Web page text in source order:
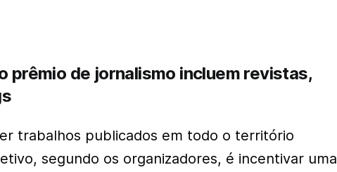
prêmio de jornalismo incluem revistas,
trabalhos publicados em todo o território
segundo os organizadores, é incentivar uma